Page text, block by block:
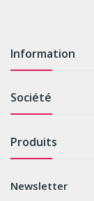
Information
Société
Produits
Newsletter